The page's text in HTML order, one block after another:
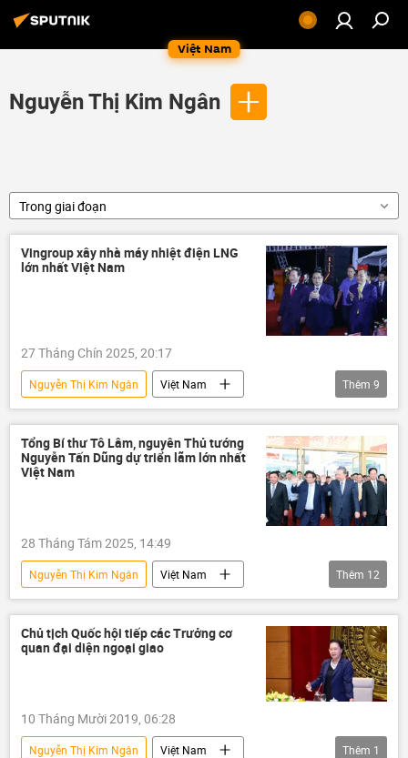
Việt Nam
Nguyễn Thị Kim Ngân
Trong giai đoạn
Vingroup xây nhà máy nhiệt điện LNG
lớn nhất Việt Nam
27 Tháng Chín 2025, 20:17
Nguyễn Thị Kim Ngân
Việt Nam
Vingroup
Hải Phòng
thông tin
nhà máy nhiệt điện
Nông Đức Mạnh
Phạm Minh Chính
Nguyễn Minh Triết
Thêm 9
Tổng Bí thư Tô Lâm, nguyên Thủ tướng
Nguyễn Tấn Dũng dự triển lãm lớn nhất
Việt Nam
28 Tháng Tám 2025, 14:49
Nguyễn Thị Kim Ngân
Việt Nam
thông tin
Tô Lâm
Phạm Minh Chính
Trần Thanh Mẫn
Nông Đức Mạnh
Nguyễn Tấn Dũng
Nguyễn Văn Hùng
Vingroup
công nghệ
Văn hóa
Thêm 12
Chủ tịch Quốc hội tiếp các Trưởng cơ
quan đại diện ngoại giao
10 Tháng Mười 2019, 06:28
Nguyễn Thị Kim Ngân
Việt Nam
Thêm 1